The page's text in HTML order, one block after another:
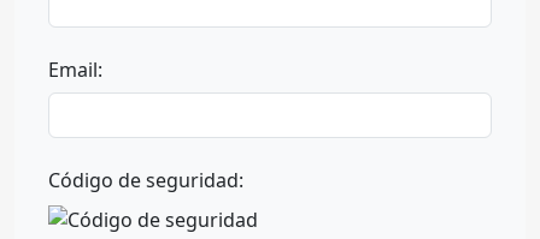
Email:
Código de seguridad: